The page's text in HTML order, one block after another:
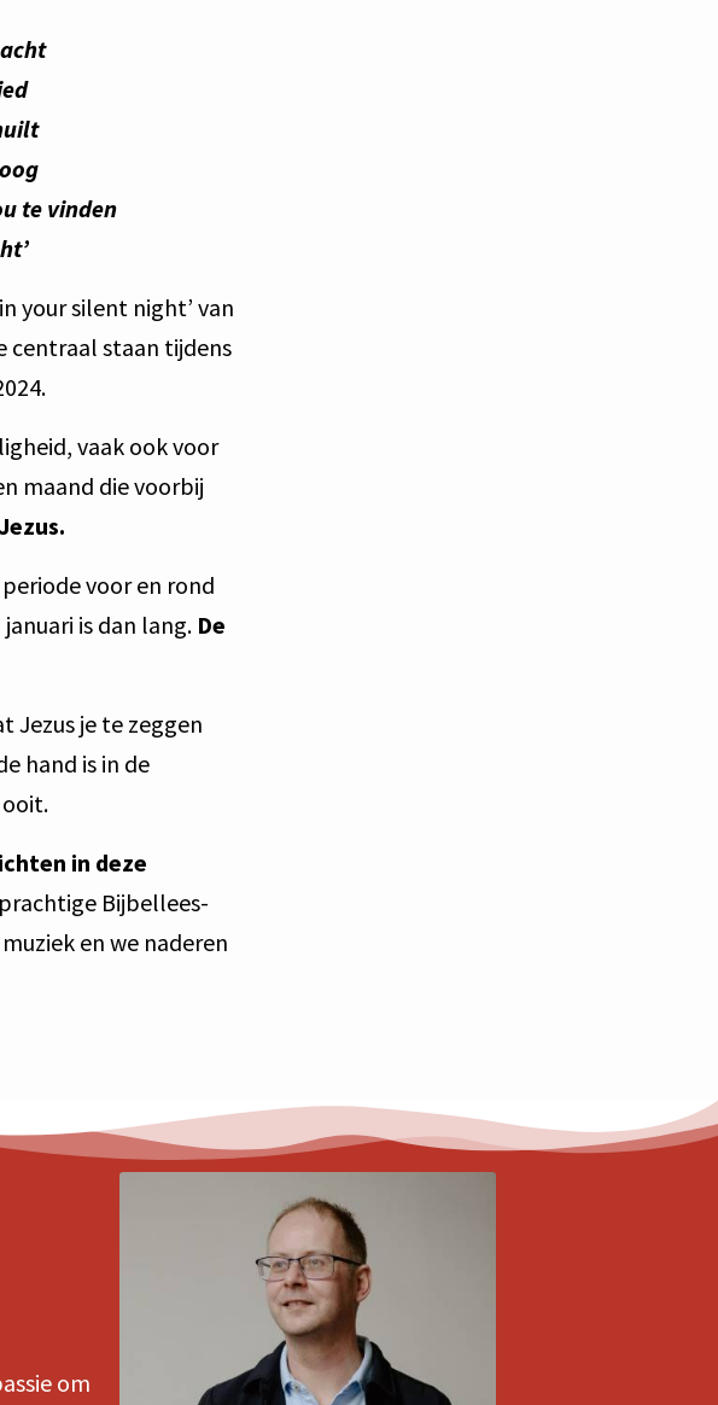
te vinden
your silent night’ van
centraal staan tijdens
vaak ook voor
maand die voorbij
voor en rond
is dan lang. De
Jezus je te zeggen
hand is in de
in deze
Bijbellees-
en we naderen
om